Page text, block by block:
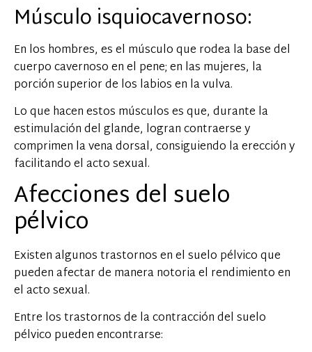
Músculo isquiocavernoso:
En los hombres, es el músculo que rodea la base del
cuerpo cavernoso en el pene; en las mujeres, la
porción superior de los labios en la vulva.
Lo que hacen estos músculos es que, durante la
estimulación del glande, logran contraerse y
comprimen la vena dorsal, consiguiendo la erección y
facilitando el acto sexual.
Afecciones del suelo
pélvico
Existen algunos trastornos en el suelo pélvico que
pueden afectar de manera notoria el rendimiento en
el acto sexual.
Entre los trastornos de la contracción del suelo
pélvico pueden encontrarse: